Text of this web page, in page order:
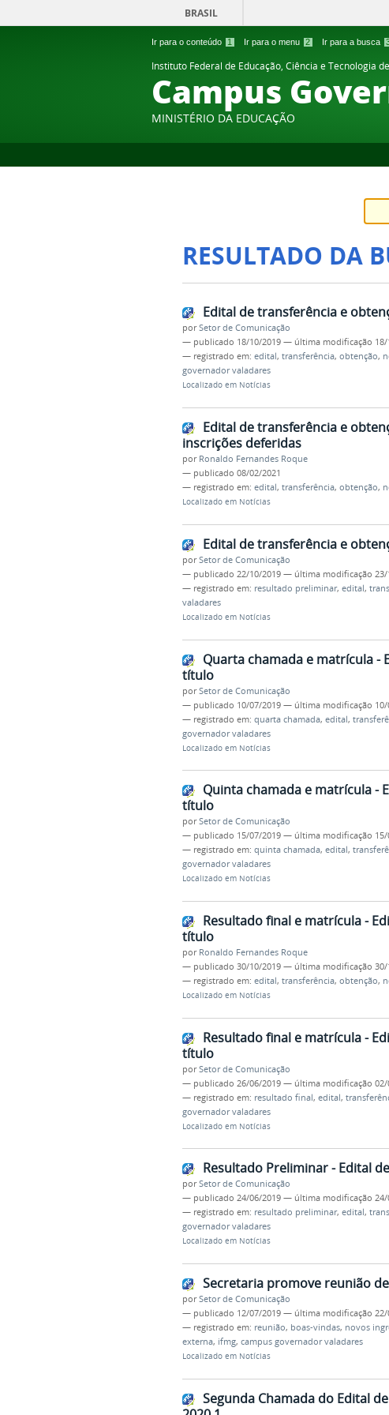
Ir para o conteúdo 1 Ir para o menu 2 Ir para a busca
BRASIL
Instituto Federal de Educação, Ciência e Tecnologia
Campus
MINISTÉRIO DA EDUCAÇÃO
RESULTADO DA
Edital de transferência e
porSetor de Comunicação
— publicado 18/10/2019 — última modificação
— registrado em: edital, transferência, obtenção,
governador valadares
Localizado em Notícias
Edital de transferência e
inscrições deferidas
por Ronaldo Fernandes Roque
— publicado 08/02/2021
— registrado em: edital, transferência, obtenção,
Localizado em Notícias
Edital de transferência e
porSetor de Comunicação
— publicado 22/10/2019 — última modificação 23/
— registrado em: resultado preliminar, edital,
valadares
Localizado em Notícias
Quarta chamada e matrícula -
título
porSetor de Comunicação
— publicado 10/07/2019 — última modificação
— registrado em: quarta chamada, edital,
governador valadares
Localizado em Notícias
Quinta chamada e matrícula -
título
porSetor de Comunicação
— publicado 15/07/2019 — última modificação
— registrado em: quinta chamada, edital,
governador valadares
Localizado em Notícias
Resultado final e matrícula -
título
por Ronaldo Fernandes Roque
— publicado 30/10/2019 — última modificação 30/
— registrado em: edital, transferência, obtenção,
Localizado em Notícias
Resultado final e matrícula -
título
porSetor de Comunicação
— publicado 26/06/2019 — última modificação 02/
— registrado em: resultado final, edital,
governador valadares
Localizado em Notícias
Resultado Preliminar - Edital
porSetor de Comunicação
— publicado 24/06/2019 — última modificação 24/
— registrado em: resultado preliminar, edital,
governador valadares
Localizado em Notícias
Secretaria promove reunião
porSetor de Comunicação
— publicado 12/07/2019 — última modificação 22/
— registrado em: reunião, boas-vindas, novos
externa, ifmg, campus governador valadares
Localizado em Notícias
Segunda Chamada do Edital